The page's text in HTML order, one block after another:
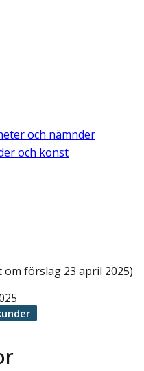
och nämnder
och konst
förslag 23 april 2025)